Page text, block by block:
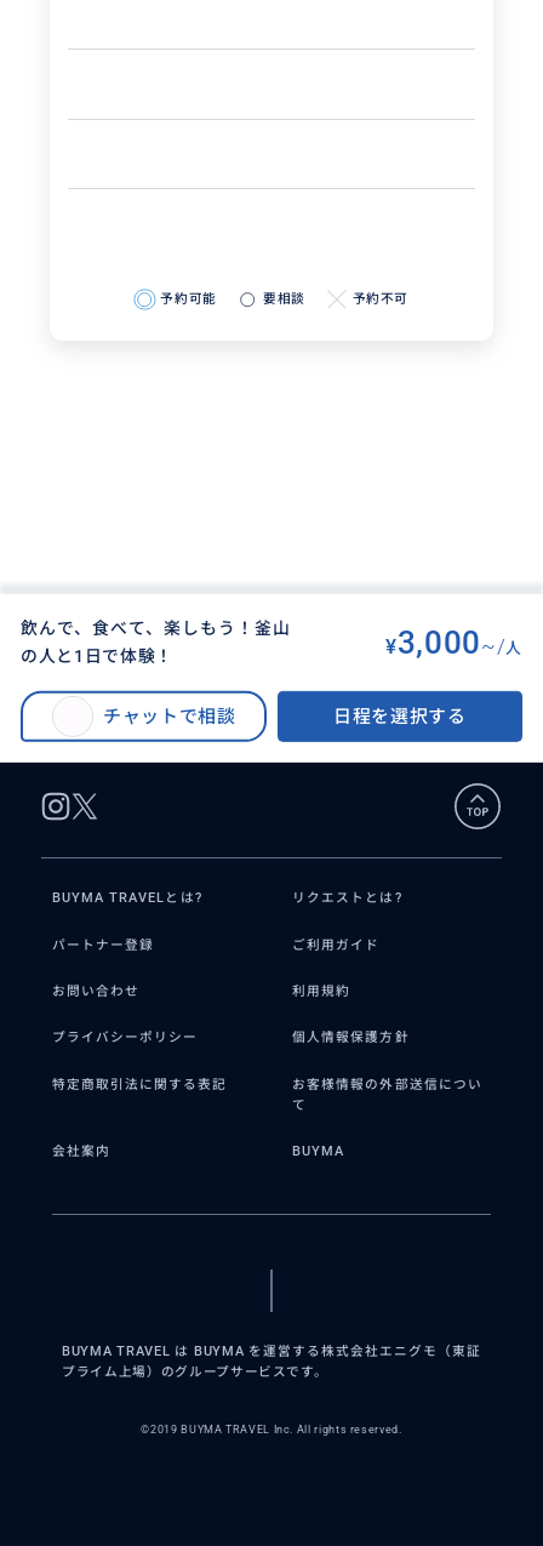
予約可能 要相談 予約不可
飲んで、食べて、楽しもう！釜山
の人と1日で体験！
¥3,000~/ 人
チャットで相談 日程を選択する
飲んで、食べて、楽しもう！釜山の人と1日で体験！
BUYMA TRAVELとは? リクエストとは?
パートナー登録 ご利用ガイド
お問い合わせ 利用規約
プライバシーポリシー 個人情報保護方針
特定商取引法に関する表記
お客様情報の外部送信につい
て
会社案内 BUYMA
BUYMA TRAVEL は BUYMA を運営する株式会社エニグモ（東証
プライム上場）のグループサービスです。
©2019 BUYMA TRAVEL Inc. All rights reserved.